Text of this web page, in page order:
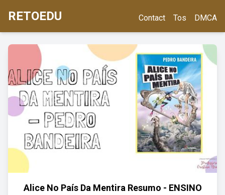
RETOEDU Contact Tos DMCA
Alice No País Da Mentira Resumo - ENSINO